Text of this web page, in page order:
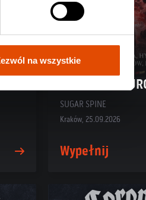
na wszystkie
TENSIDE +
SUGAR SPINE
Kraków, 25.09.2026
Wypełnij